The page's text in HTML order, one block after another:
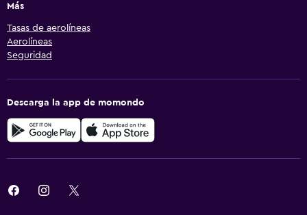
Más
Tasas de aerolíneas
Aerolíneas
Seguridad
Descarga la app de momondo